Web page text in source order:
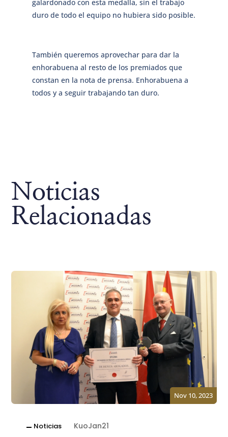
galardonado con esta medalla, sin el trabajo
duro de todo el equipo no hubiera sido posible.
También queremos aprovechar para dar la
enhorabuena al resto de los premiados que
constan en la nota de prensa. Enhorabuena a
todos y a seguir trabajando tan duro.
Noticias
Relacionadas
Nov 10, 2023
Noticias KuoJan21